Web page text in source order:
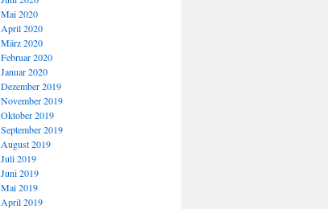
Mai 2020
April 2020
März 2020
Februar 2020
Januar 2020
Dezember 2019
November 2019
Oktober 2019
September 2019
August 2019
Juli 2019
Juni 2019
Mai 2019
April 2019